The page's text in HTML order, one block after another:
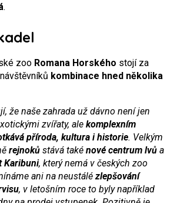
.
zoo Romana Horského stojí za
kombinace hned několika
že naše zahrada už dávno není jen
zvířaty, ale komplexním
příroda, kultura i historie. Velkým
rejnoků stává také nové centrum lvů a
Karibuni, který nemá v českých zoo
ani na neustálézlepšování
, v letošním roce to byly například